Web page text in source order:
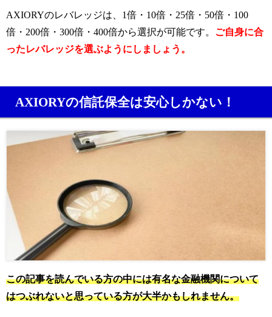
AXIORYのレバレッジは、1倍・10倍・25倍・50倍・100
倍・200倍・300倍・400倍から選択が可能です。 ご自身に合
ったレバレッジを選ぶようにしましょう。
AXIORYの信託保全は安心しかない！
この記事を読んでいる方の中には有名な金融機関について
はつぶれないと思っている方が大半かもしれません。